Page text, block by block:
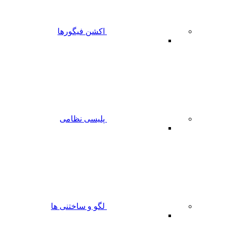
اکشن فیگورها
پلیسی نظامی
لگو و ساختنی ها